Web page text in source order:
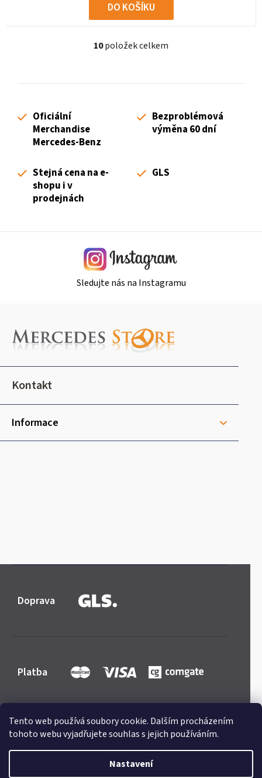
Tento web používá soubory cookie. Dalším procházením
tohoto webu vyjadřujete souhlas s jejich používáním.
Nastavení
DO KOŠÍKU
O
l
v
ý
p
i
s
10položek celkem
Oficiální
Merchandise
Mercedes-Benz
Bezproblémová
výměna 60 dní
Stejná cena na e-
shopu i v
prodejnách
GLS
Sledujte nás na Instagramu
a
í
Kontakt
Informace
Doprava
Platba
Shoptet |mime digital
Mercedes-store.com